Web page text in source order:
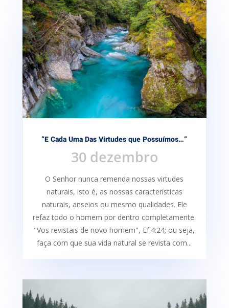
“E Cada Uma Das Virtudes que Possuímos…”
30 dezembro
O Senhor nunca remenda nossas virtudes
naturais, isto é, as nossas características
naturais, anseios ou mesmo qualidades. Ele
refaz todo o homem por dentro completamente.
"Vos revistais de novo homem", Ef.4:24; ou seja,
faça com que sua vida natural se revista com...